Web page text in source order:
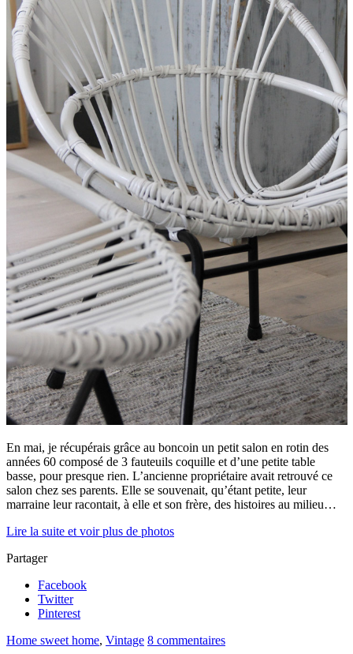
En mai, je récupérais grâce au boncoin un petit salon en rotin des
années 60 composé de 3 fauteuils coquille et d’une petite table
basse, pour presque rien. L’ancienne propriétaire avait retrouvé ce
salon chez ses parents. Elle se souvenait, qu’étant petite, leur
marraine leur racontait, à elle et son frère, des histoires au milieu…
Lire la suite et voir plus de photos
Partager
Facebook
Twitter
Pinterest
Home sweet home, Vintage 8 commentaires